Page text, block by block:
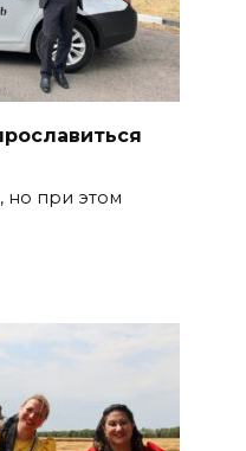
но при этом